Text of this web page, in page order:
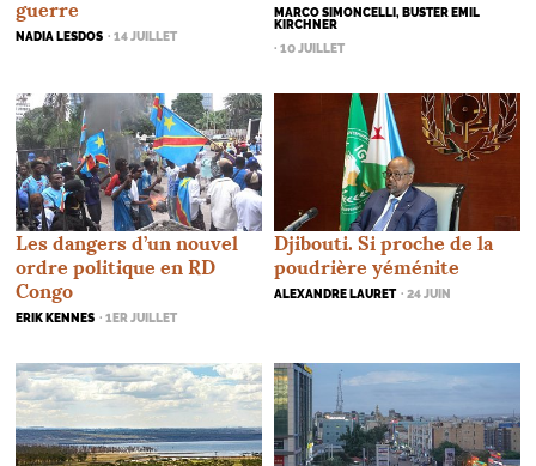
guerre
NADIA LESDOS · 14 JUILLET
MARCO SIMONCELLI, BUSTER EMIL
KIRCHNER
· 10 JUILLET
Les dangers d’un nouvel
ordre politique enRD
Congo
ERIK KENNES · 1ER JUILLET
Djibouti. Si proche de la
poudrière yéménite
ALEXANDRE LAURET · 24 JUIN